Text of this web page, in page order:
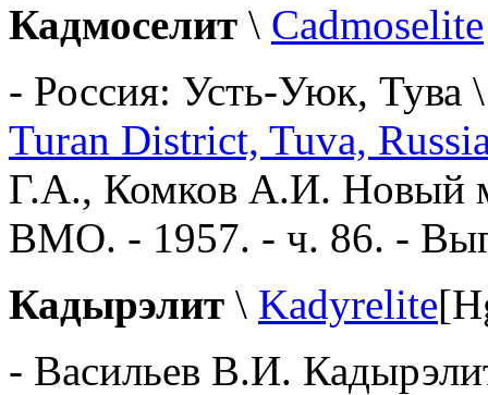
Кадмоселит \ Cadmoselite
- Россия: Усть-Уюк, Тува
Turan District, Tuva,
Г.А., Комков А.И. Новый
ВМО. - 1957. - ч. 86. -
Кадырэлит \ Kadyrelite
- Васильев В.И.